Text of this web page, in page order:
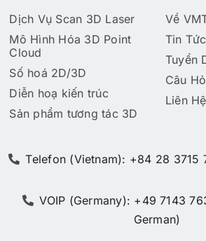
Dịch Vụ Scan 3D Laser
Mô Hình Hóa 3D Point
Cloud
Số hoá 2D/3D
Diễn hoạ kiến trúc
Sản phẩm tương tác 3D
Về
Tin Tức
Tuyển
Câu
Liên Hệ
Telefon (Vietnam): +84 28 3715
VOIP (Germany): +49 7143
German)